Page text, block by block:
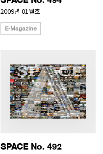
2009년 01월호
E-Magazine
SPACE No. 492